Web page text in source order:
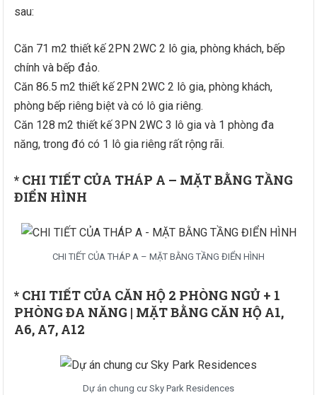
sau:
Căn 71 m2 thiết kế 2PN 2WC 2 lô gia, phòng khách, bếp
chính và bếp đảo.
Căn 86.5 m2 thiết kế 2PN 2WC 2 lô gia, phòng khách,
phòng bếp riêng biệt và có lô gia riêng.
Căn 128 m2 thiết kế 3PN 2WC 3 lô gia và 1 phòng đa
năng, trong đó có 1 lô gia riêng rất rộng rãi.
* CHI TIẾT CỦA THÁP A – MẶT BẰNG TẦNG
ĐIỂN HÌNH
CHI TIẾT CỦA THÁP A – MẶT BẰNG TẦNG ĐIỂN HÌNH
* CHI TIẾT CỦA CĂN HỘ 2 PHÒNG NGỦ + 1
PHÒNG ĐA NĂNG | MẶT BẰNG CĂN HỘ A1,
A6, A7, A12
Dự án chung cư Sky Park Residences